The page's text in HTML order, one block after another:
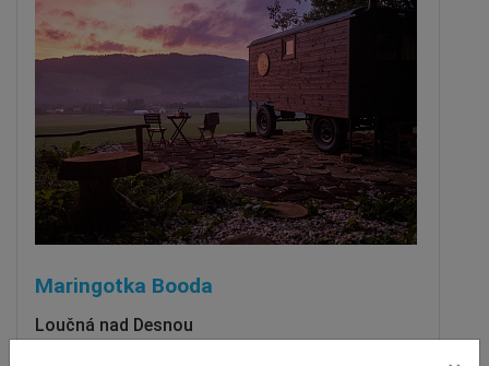
Maringotka Booda
Loučná nad Desnou